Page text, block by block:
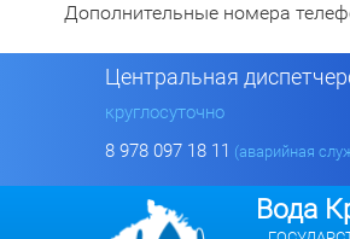
Дополнительные номера
Центральная
круглосуточно
8 978 097 18 11 (аварийная
Вода